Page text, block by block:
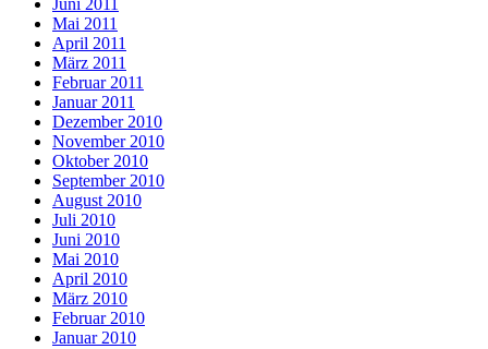
Juni 2011
Mai 2011
April 2011
März 2011
Februar 2011
Januar 2011
Dezember 2010
November 2010
Oktober 2010
September 2010
August 2010
Juli 2010
Juni 2010
Mai 2010
April 2010
März 2010
Februar 2010
Januar 2010